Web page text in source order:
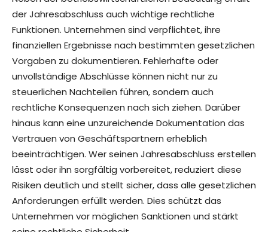
der Jahresabschluss auch wichtige rechtliche
Funktionen. Unternehmen sind verpflichtet, ihre
finanziellen Ergebnisse nach bestimmten gesetzlichen
Vorgaben zu dokumentieren. Fehlerhafte oder
unvollständige Abschlüsse können nicht nur zu
steuerlichen Nachteilen führen, sondern auch
rechtliche Konsequenzen nach sich ziehen. Darüber
hinaus kann eine unzureichende Dokumentation das
Vertrauen von Geschäftspartnern erheblich
beeinträchtigen. Wer seinen Jahresabschluss erstellen
lässt oder ihn sorgfältig vorbereitet, reduziert diese
Risiken deutlich und stellt sicher, dass alle gesetzlichen
Anforderungen erfüllt werden. Dies schützt das
Unternehmen vor möglichen Sanktionen und stärkt